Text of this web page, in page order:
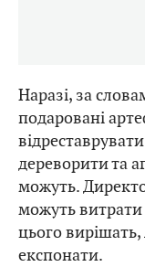
Наразі, за
подаровані
дереворити та
можуть.
можуть витрати
цього вирішать,
експонати.